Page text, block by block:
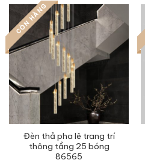
CÒN HÀNG
Đèn thả pha lê trang trí
thông tầng 25 bóng
86565